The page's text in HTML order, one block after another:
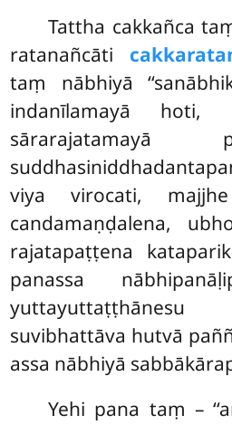
Tattha cakkañca
ratanañcāti
taṃ nābhiyā
indanīlamayā hoti,
sārarajatamayā
viya virocati,
candamaṇḍalena,
rajatapaṭṭena
panassa
yuttayuttaṭṭhānesu
suvibhattāva hutvā
assa nābhiyā
Yehi pana taṃ –